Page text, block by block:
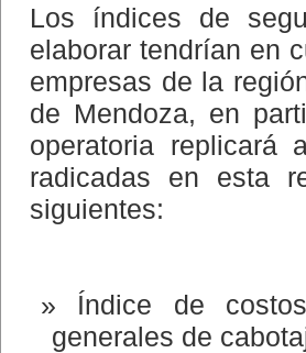
Los índices de
elaborar tendrían en
empresas de la
de Mendoza, en
operatoria replicará
radicadas en esta
siguientes:
Índice de
generales de